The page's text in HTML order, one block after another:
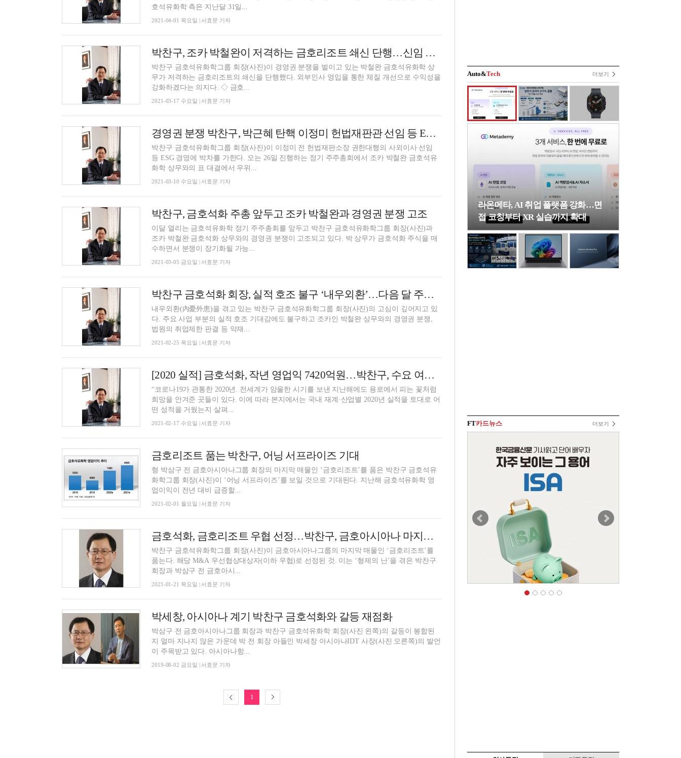
호석유화학 측은 지난달 31일...
2021-04-01 목요일 | 서효문 기자
박찬구, 조카 박철완이 저격하는 금호리조트 쇄신 단행…신임 경영진 발표
박찬구 금호석유화학그룹 회장(사진)이 경영권 분쟁을 벌이고 있는 박철완 금호석유화학 상
무가 저격하는 금호리조트의 쇄신을 단행했다. 외부인사 영입을 통한 체질 개선으로 수익성을
강화하겠다는 의지다. ◇ 금호...
2021-03-17 수요일 | 서효문 기자
경영권 분쟁 박찬구, 박근혜 탄핵 이정미 헌법재판관 선임 등 ESG 경영 박차
박찬구 금호석유화학그룹 회장(사진)이 이정미 전 헌법재판소장 권한대행의 사외이사 선임
등 ESG 경영에 박차를 가한다. 오는 26일 진행하는 정기 주주총회에서 조카 박철완 금호석유
화학 상무와의 표 대결에서 우위...
2021-03-10 수요일 | 서효문 기자
박찬구, 금호석화 주총 앞두고 조카 박철완과 경영권 분쟁 고조
이달 열리는 금호석유화학 정기 주주총회를 앞두고 박찬구 금호석유화학그룹 회장(사진)과
조카 박철완 금호석화 상무와의 경영권 분쟁이 고조되고 있다. 박 상무가 금호석화 주식을 매
수하면서 분쟁이 장기화될 가능...
2021-03-05 금요일 | 서효문 기자
박찬구 금호석화 회장, 실적 호조 불구 ‘내우외환’…다음 달 주총 관심 집중
내우외환(內憂外患)을 겪고 있는 박찬구 금호석유화학그룹 회장(사진)의 고심이 깊어지고 있
다. 주요 사업 부분의 실적 호조 기대감에도 불구하고 조카인 박철완 상무와의 경영권 분쟁,
법원의 취업제한 판결 등 악재...
2021-02-25 목요일 | 서효문 기자
[2020 실적] 금호석화, 작년 영업익 7420억원…박찬구, 수요 여전 등 실적 호조 지속 기대
“코로나19가 관통한 2020년. 전세계가 암울한 시기를 보낸 지난해에도 용로에서 피는 꽃처럼
희망을 안겨준 곳들이 있다. 이에 따라 본지에서는 국내 재계·산업별 2020년 실적을 토대로 어
떤 성적을 거뒀는지 살펴...
2021-02-17 수요일 | 서효문 기자
금호리조트 품는 박찬구, 어닝 서프라이즈 기대
형 박삼구 전 금호아시아나그룹 회장의 마지막 매물인 ‘금호리조트’를 품은 박찬구 금호석유
화학그룹 회장(사진)이 ‘어닝 서프라이즈’를 보일 것으로 기대된다. 지난해 금호석유화학 영
업이익이 전년 대비 급증할...
2021-02-01 월요일 | 서효문 기자
금호석화, 금호리조트 우협 선정…박찬구, 금호아시아나 마지막 매물 품는다
박찬구 금호석유화학그룹 회장(사진)이 금호아시아나그룹의 마지막 매물인 ‘금호리조트’를
품는다. 해당 M&A 우선협상대상자(이하 우협)로 선정된 것. 이는 ‘형제의 난’을 겪은 박찬구
회장과 박삼구 전 금호아시...
2021-01-21 목요일 | 서효문 기자
박세창, 아시아나 계기 박찬구 금호석화와 갈등 재점화
박삼구 전 금호아시아나그룹 회장과 박찬구 금호석유화학 회장(사진 왼쪽)의 갈등이 봉합된
지 얼마 지나지 않은 가운데 박 전 회장 아들인 박세창 아시아나IDT 사장(사진 오른쪽)의 발언
이 주목받고 있다. 아시아나항...
2019-08-02 금요일 | 서효문 기자
1
Auto&Tech 더보기
라온메타, AI 취업 플랫폼 강화…면
접 코칭부터 XR 실습까지 확대
FT카드뉴스 더보기